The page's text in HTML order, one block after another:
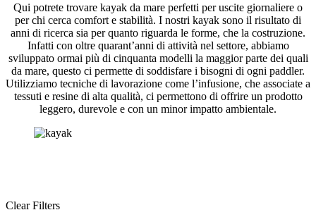
Qui potrete trovare kayak da mare perfetti per uscite giornaliere o
per chi cerca comfort e stabilità. I nostri kayak sono il risultato di
anni di ricerca sia per quanto riguarda le forme, che la costruzione.
Infatti con oltre quarant’anni di attività nel settore, abbiamo
sviluppato ormai più di cinquanta modelli la maggior parte dei quali
da mare, questo ci permette di soddisfare i bisogni di ogni paddler.
Utilizziamo tecniche di lavorazione come l’infusione, che associate a
tessuti e resine di alta qualità, ci permettono di offrire un prodotto
leggero, durevole e con un minor impatto ambientale.
Clear Filters